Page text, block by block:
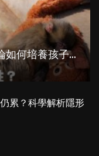
從
小獼猴Panchi 看：依附理論如何培養孩子心理韌性？
累？科學解析隱形